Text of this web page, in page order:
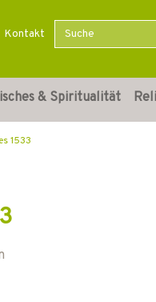
Kontakt
& Spiritualität
1533